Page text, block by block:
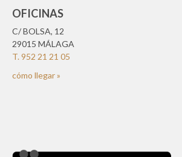
OFICINAS
C/ BOLSA, 12
29015 MÁLAGA
T. 952 21 21 05
cómo llegar »